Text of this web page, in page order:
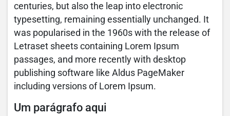
centuries, but also the leap into electronic
typesetting, remaining essentially unchanged. It
was popularised in the 1960s with the release of
Letraset sheets containing Lorem Ipsum
passages, and more recently with desktop
publishing software like Aldus PageMaker
including versions of Lorem Ipsum.
Um parágrafo aqui